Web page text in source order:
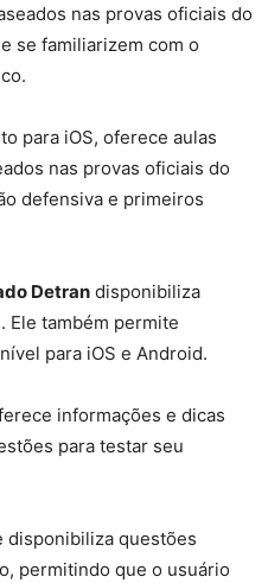
nas provas oficiais do
se familiarizem com o
para iOS, oferece aulas
nas provas oficiais do
defensiva e primeiros
Detran disponibiliza
Ele também permite
para iOS e Android.
informações e dicas
para testar seu
disponibiliza questões
permitindo que o usuário